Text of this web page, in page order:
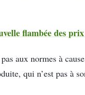
flambée des
aux normes à
qui n’est pas à